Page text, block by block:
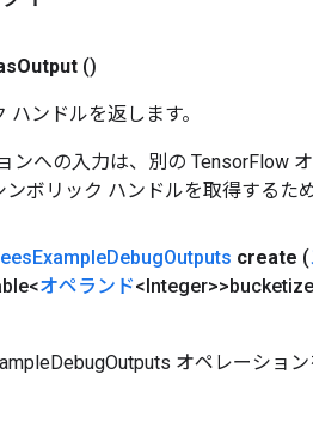
Output ()
ンドルを返します。
ンへの入力は、別の TensorFlow
ボリック ハンドルを取得するた
ExampleDebugOutputs create (
オペランド
オペレーショ